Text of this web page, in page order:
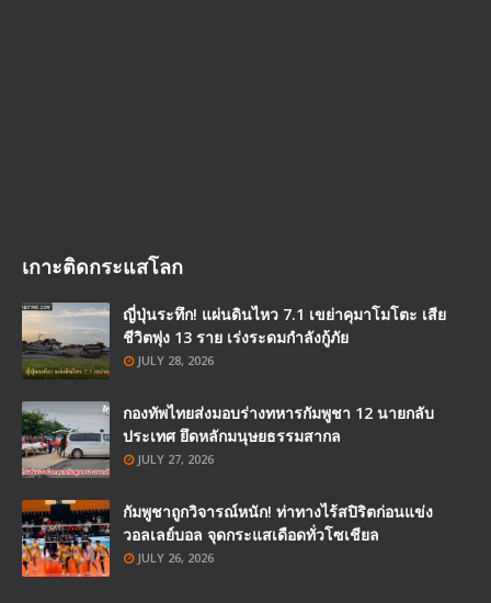
เกาะติดกระแสโลก
ญี่ปุ่นระทึก! แผ่นดินไหว 7.1 เขย่าคุมาโมโตะ เสีย
ชีวิตพุ่ง 13 ราย เร่งระดมกำลังกู้ภัย
JULY 28, 2026
กองทัพไทยส่งมอบร่างทหารกัมพูชา 12 นายกลับ
ประเทศ ยึดหลักมนุษยธรรมสากล
JULY 27, 2026
กัมพูชาถูกวิจารณ์หนัก! ท่าทางไร้สปิริตก่อนแข่ง
วอลเลย์บอล จุดกระแสเดือดทั่วโซเชียล
JULY 26, 2026